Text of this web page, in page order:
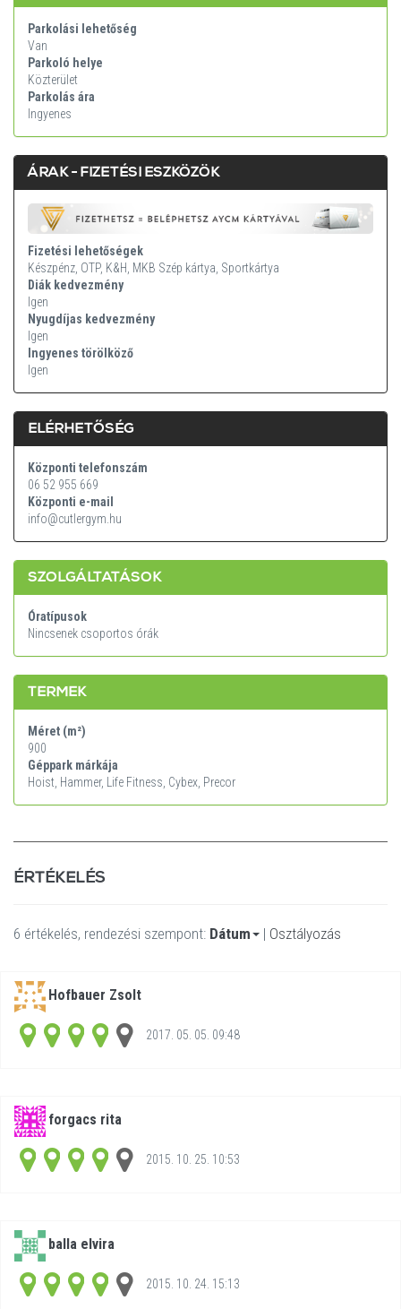
Parkolási lehetőség
Van
Parkoló helye
Közterület
Parkolás ára
Ingyenes
ÁRAK - FIZETÉSI ESZKÖZÖK
Fizetési lehetőségek
Készpénz, OTP, K&H, MKB Szép kártya, Sportkártya
Diák kedvezmény
Igen
Nyugdíjas kedvezmény
Igen
Ingyenes törölköző
Igen
ELÉRHETŐSÉG
Központi telefonszám
06 52 955 669
Központi e-mail
info@cutlergym.hu
SZOLGÁLTATÁSOK
Óratípusok
Nincsenek csoportos órák
TERMEK
Méret (m²)
900
Géppark márkája
Hoist, Hammer, Life Fitness, Cybex, Precor
ÉRTÉKELÉS
6 értékelés, rendezési szempont: Dátum | Osztályozás
Hofbauer Zsolt
2017. 05. 05. 09:48
forgacs rita
2015. 10. 25. 10:53
balla elvira
2015. 10. 24. 15:13